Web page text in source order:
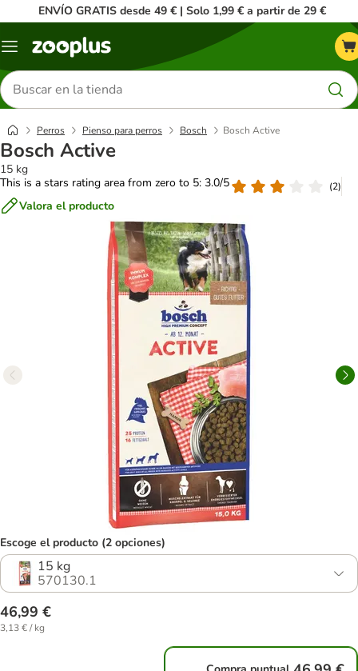
ENVÍO GRATIS desde 49 € | Solo 1,99 € a partir de 29 €
Menú
Buscar
productos
Perros Pienso para perros Bosch Bosch Active
Bosch Active
15 kg
This is a stars rating area from zero to 5: 3.0/5
(2)
Valora el producto
Escoge el producto (2 opciones)
15 kg
570130.1
46,99 €
3,13 € / kg